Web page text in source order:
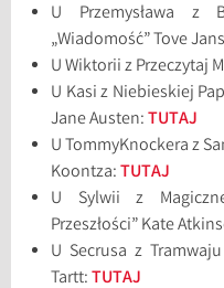
U Przemysława z
„Wiadomość” Tove
U Wiktorii z Przeczytaj
U Kasi z Niebieskiej
Jane Austen:TUTAJ
U TommyKnockera z
Koontza:TUTAJ
U Sylwii z
Przeszłości” Kate
U Secrusa z
Tartt:TUTAJ